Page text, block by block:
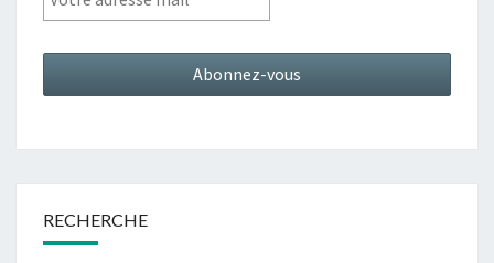
RECHERCHE